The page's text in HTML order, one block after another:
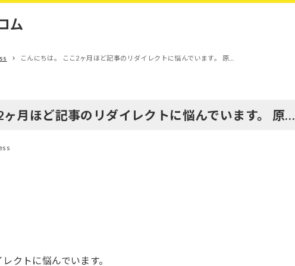
こんにちは。 ここ2ヶ月ほど記事のリダイレクトに悩んでいます。 原…
ヶ月ほど記事のリダイレクトに悩んでいます。 原…
クトに悩んでいます。